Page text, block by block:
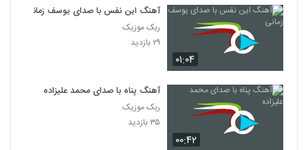
۰۱:۰۴
آهنگ این نفس با صدای یوسف زمانی
ربک موزیک
۲۹ بازدید
۰۰:۴۲
آهنگ پناه با صدای محمد علیزاده
ربک موزیک
۳۵ بازدید